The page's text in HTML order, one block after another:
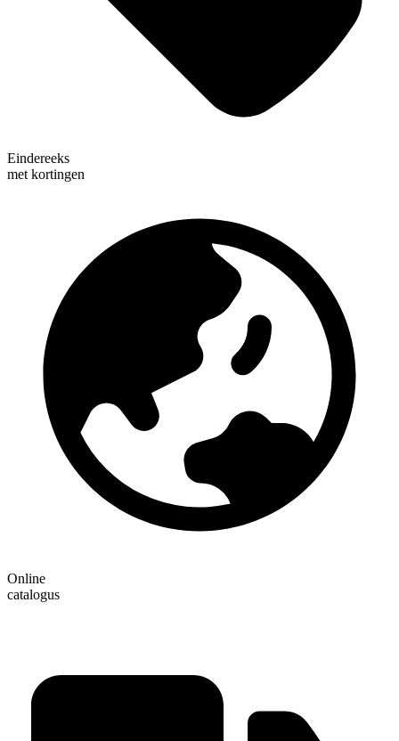
Eindereeks
met kortingen
Online
catalogus